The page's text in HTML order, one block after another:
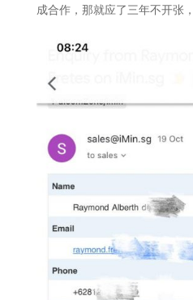
成合作，那就应了三年不开张